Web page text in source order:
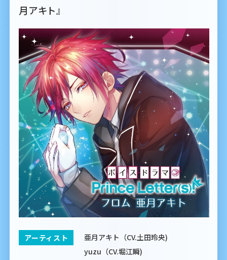
Official Twitter
月アキト』
アーティスト
亜月アキト（CV.土田玲央)
yuzu（CV.堀江瞬)